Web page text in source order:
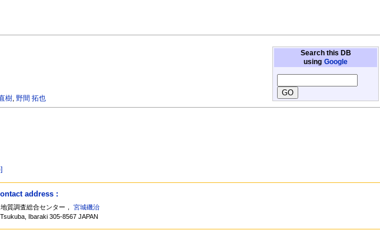
Search this DB
using Google
樹,野間 拓也
address :
地質調査総合センター，宮城磯治
Ibaraki 305-8567 JAPAN